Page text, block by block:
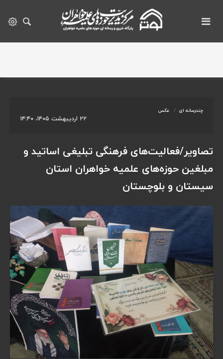
چندرسانه ای عکس
۲۲ اردیبهشت ۱۴۰۵، ۱۴:۴۰
تصاویر/فعالیت‌های فرهنگی تبلیغی اساتید و
مبلغین حوزه‌های علمیه خواهران استان
سیستان و بلوچستان